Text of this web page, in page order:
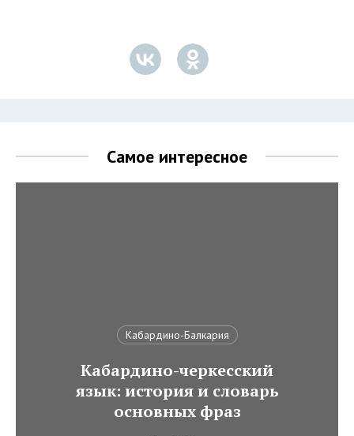
Самое интересное
Кабардино-Балкария
Кабардино-черкесский
язык: история и словарь
основных фраз